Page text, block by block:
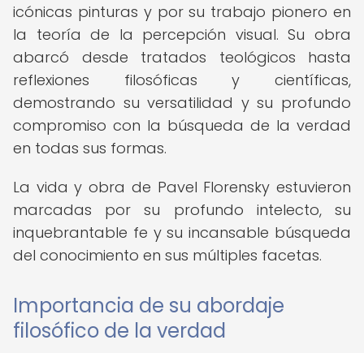
icónicas pinturas y por su trabajo pionero en
la teoría de la percepción visual. Su obra
abarcó desde tratados teológicos hasta
reflexiones filosóficas y científicas,
demostrando su versatilidad y su profundo
compromiso con la búsqueda de la verdad
en todas sus formas.
La vida y obra de Pavel Florensky estuvieron
marcadas por su profundo intelecto, su
inquebrantable fe y su incansable búsqueda
del conocimiento en sus múltiples facetas.
Importancia de su abordaje
filosófico de la verdad